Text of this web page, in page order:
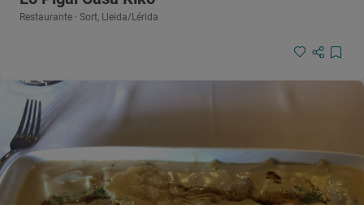
Restaurante · Sort, Lleida/Lérida